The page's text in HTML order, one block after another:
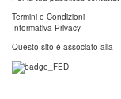
Termini e Condizioni
Informativa Privacy
Questo sito è associato alla